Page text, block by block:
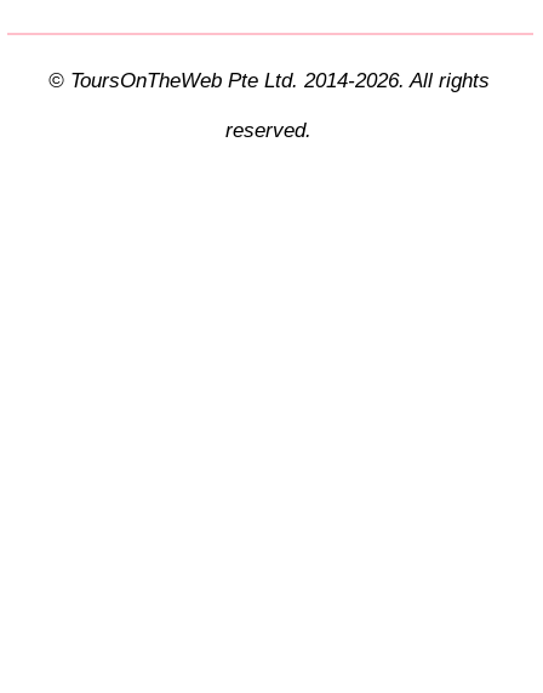
© ToursOnTheWeb Pte Ltd. 2014-2026. All rights
reserved.